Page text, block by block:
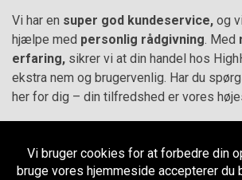
Vi har en super god kundeservice, og
hjælpe med personlig rådgivning . Med
erfaring, sikrer vi at din handel hos
ekstra nem og brugervenlig. Har du
her for dig – din tilfredshed er vores